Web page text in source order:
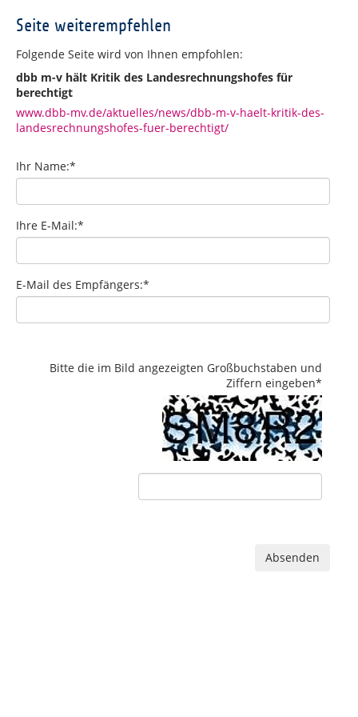
Seite weiterempfehlen
Folgende Seite wird von Ihnen empfohlen:
dbb m-v hält Kritik des Landesrechnungshofes für
berechtigt
www.dbb-mv.de/aktuelles/news/dbb-m-v-haelt-kritik-des-
landesrechnungshofes-fuer-berechtigt/
Ihr Name:*
Ihre E-Mail:*
E-Mail des Empfängers:*
Bitte die im Bild angezeigten Großbuchstaben und
Ziffern eingeben*
Absenden